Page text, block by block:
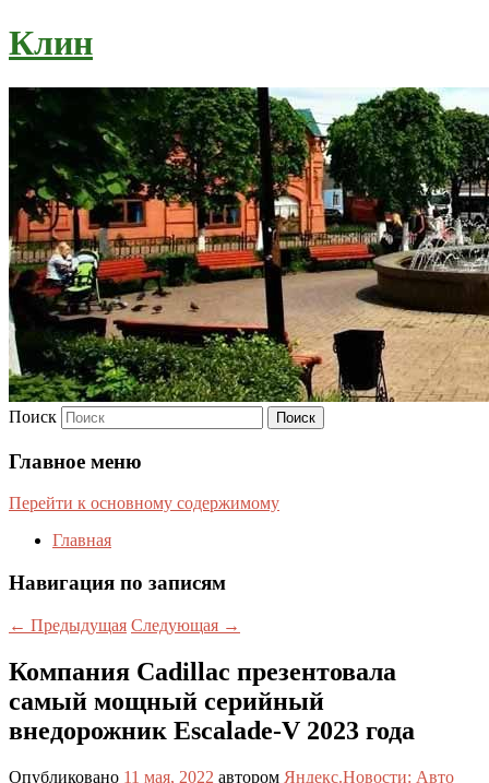
Клин
Поиск
Главное меню
Перейти к основному содержимому
Главная
Навигация по записям
← Предыдущая Следующая →
Компания Cadillac презентовала
самый мощный серийный
внедорожник Escalade-V 2023 года
Опубликовано 11 мая, 2022 автором Яндекс.Новости: Авто